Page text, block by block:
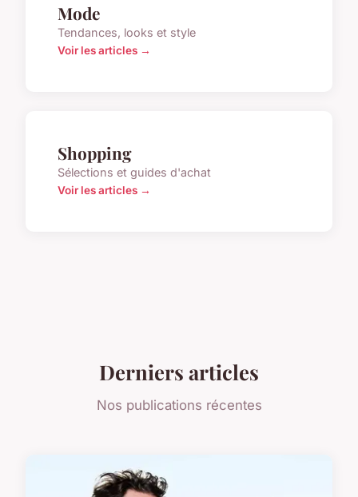
Mode
Tendances, looks et style
Voir les articles →
Shopping
Sélections et guides d'achat
Voir les articles →
Derniers articles
Nos publications récentes